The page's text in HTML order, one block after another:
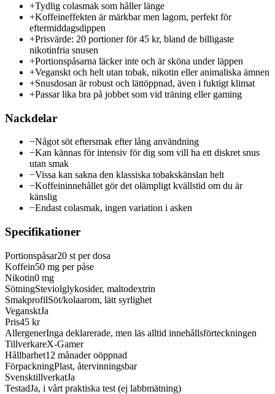
+Tydlig colasmak som håller länge
+Koffeineffekten är märkbar men lagom, perfekt för
eftermiddagsdippen
+Prisvärde: 20 portioner för 45 kr, bland de billigaste
nikotinfria snusen
+Portionspåsarna läcker inte och är sköna under läppen
+Veganskt och helt utan tobak, nikotin eller animaliska ämnen
+Snusdosan är robust och lättöppnad, även i fuktigt klimat
+Passar lika bra på jobbet som vid träning eller gaming
Nackdelar
−Något söt eftersmak efter lång användning
−Kan kännas för intensiv för dig som vill ha ett diskret snus
utan smak
−Vissa kan sakna den klassiska tobakskänslan helt
−Koffeininnehållet gör det olämpligt kvällstid om du är
känslig
−Endast colasmak, ingen variation i asken
Specifikationer
Portionspåsar20 st per dosa
Koffein50 mg per påse
Nikotin0 mg
SötningSteviolglykosider, maltodextrin
SmakprofilSöt/kolaarom, lätt syrlighet
VegansktJa
Pris45 kr
AllergenerInga deklarerade, men läs alltid innehållsförteckningen
TillverkareX-Gamer
Hållbarhet12 månader oöppnad
FörpackningPlast, återvinningsbar
SvensktillverkatJa
TestadJa, i vårt praktiska test (ej labbmätning)